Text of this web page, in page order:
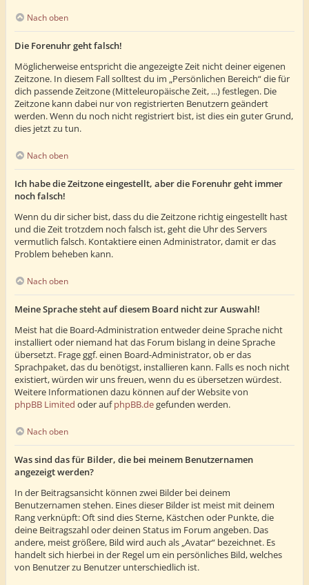
Nach oben
Die Forenuhr geht falsch!
Möglicherweise entspricht die angezeigte Zeit nicht deiner eigenen
Zeitzone. In diesem Fall solltest du im „Persönlichen Bereich“ die für
dich passende Zeitzone (Mitteleuropäische Zeit, ...) festlegen. Die
Zeitzone kann dabei nur von registrierten Benutzern geändert
werden. Wenn du noch nicht registriert bist, ist dies ein guter Grund,
dies jetzt zu tun.
Nach oben
Ich habe die Zeitzone eingestellt, aber die Forenuhr geht immer
noch falsch!
Wenn du dir sicher bist, dass du die Zeitzone richtig eingestellt hast
und die Zeit trotzdem noch falsch ist, geht die Uhr des Servers
vermutlich falsch. Kontaktiere einen Administrator, damit er das
Problem beheben kann.
Nach oben
Meine Sprache steht auf diesem Board nicht zur Auswahl!
Meist hat die Board-Administration entweder deine Sprache nicht
installiert oder niemand hat das Forum bislang in deine Sprache
übersetzt. Frage ggf. einen Board-Administrator, ob er das
Sprachpaket, das du benötigst, installieren kann. Falls es noch nicht
existiert, würden wir uns freuen, wenn du es übersetzen würdest.
Weitere Informationen dazu können auf der Website von
phpBB Limited oder aufphpBB.degefunden werden.
Nach oben
Was sind das für Bilder, die bei meinem Benutzernamen
angezeigt werden?
In der Beitragsansicht können zwei Bilder bei deinem
Benutzernamen stehen. Eines dieser Bilder ist meist mit deinem
Rang verknüpft: Oft sind dies Sterne, Kästchen oder Punkte, die
deine Beitragszahl oder deinen Status im Forum angeben. Das
andere, meist größere, Bild wird auch als „Avatar“ bezeichnet. Es
handelt sich hierbei in der Regel um ein persönliches Bild, welches
von Benutzer zu Benutzer unterschiedlich ist.